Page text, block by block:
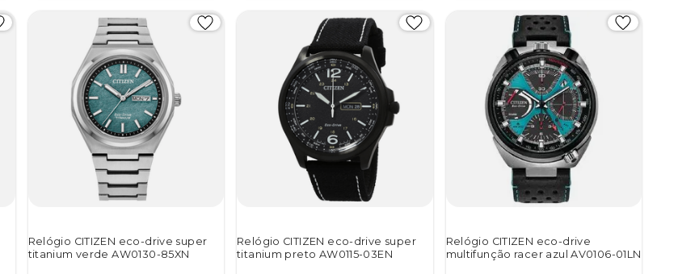
Relógio CITIZEN eco-drive super
titanium verde AW0130-85XN
Relógio CITIZEN eco-drive super
titanium preto AW0115-03EN
Relógio CITIZEN eco-drive
multifunção racer azul AV0106-01LN